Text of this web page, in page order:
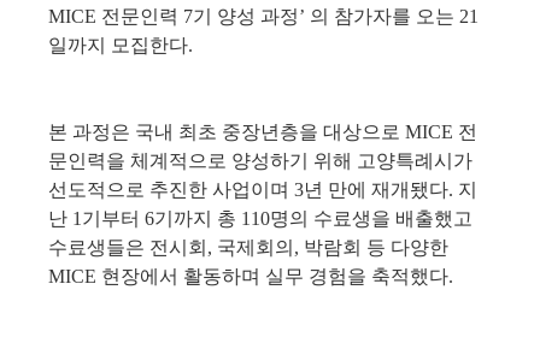
MICE 전문인력 7기 양성 과정’ 의 참가자를 오는 21
일까지 모집한다.
본 과정은 국내 최초 중장년층을 대상으로 MICE 전
문인력을 체계적으로 양성하기 위해 고양특례시가
선도적으로 추진한 사업이며 3년 만에 재개됐다. 지
난 1 기부터 6기까지 총 110명의 수료생을 배출했고
수료생들은 전시회 , 국제회의 ,
MICE 현장에서 활동하며 실무 경험을 축적했다.